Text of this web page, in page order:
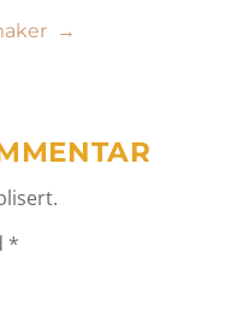
→
*